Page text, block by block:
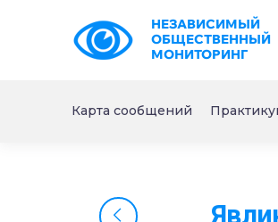
НЕЗАВИСИМЫЙ
ОБЩЕСТВЕННЫЙ
МОНИТОРИНГ
Карта сообщений